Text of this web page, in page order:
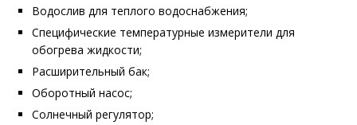
Водослив для теплого водоснабжения;
Специфические температурные измерители для
обогрева жидкости;
Расширительный бак;
Оборотный насос;
Солнечный регулятор;